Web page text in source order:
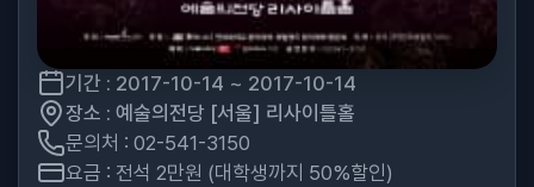
기간 : 2017-10-14 ~ 2017-10-14
장소 : 예술의전당 [서울] 리사이틀홀
문의처 : 02-541-3150
요금 : 전석 2만원 (대학생까지 50%할인)